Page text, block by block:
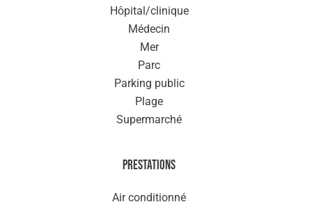
Hôpital/clinique
Médecin
Mer
Parc
Parking public
Plage
Supermarché
Prestations
Air conditionné